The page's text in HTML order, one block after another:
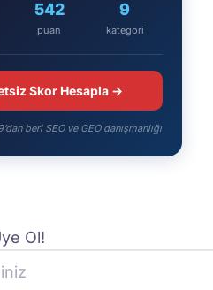
542
puan
9
kategori
Skor Hesapla →
beri SEO ve GEO danışmanlığı
Ol!